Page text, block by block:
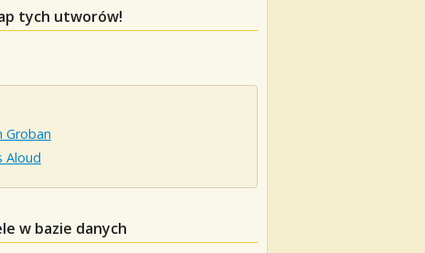
tych utworów!
Groban
Aloud
w bazie danych